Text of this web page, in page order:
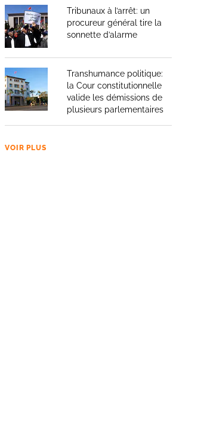
Tribunaux à l’arrêt: un
procureur général tire la
sonnette d’alarme
Transhumance politique:
la Cour constitutionnelle
valide les démissions de
plusieurs parlementaires
VOIR PLUS